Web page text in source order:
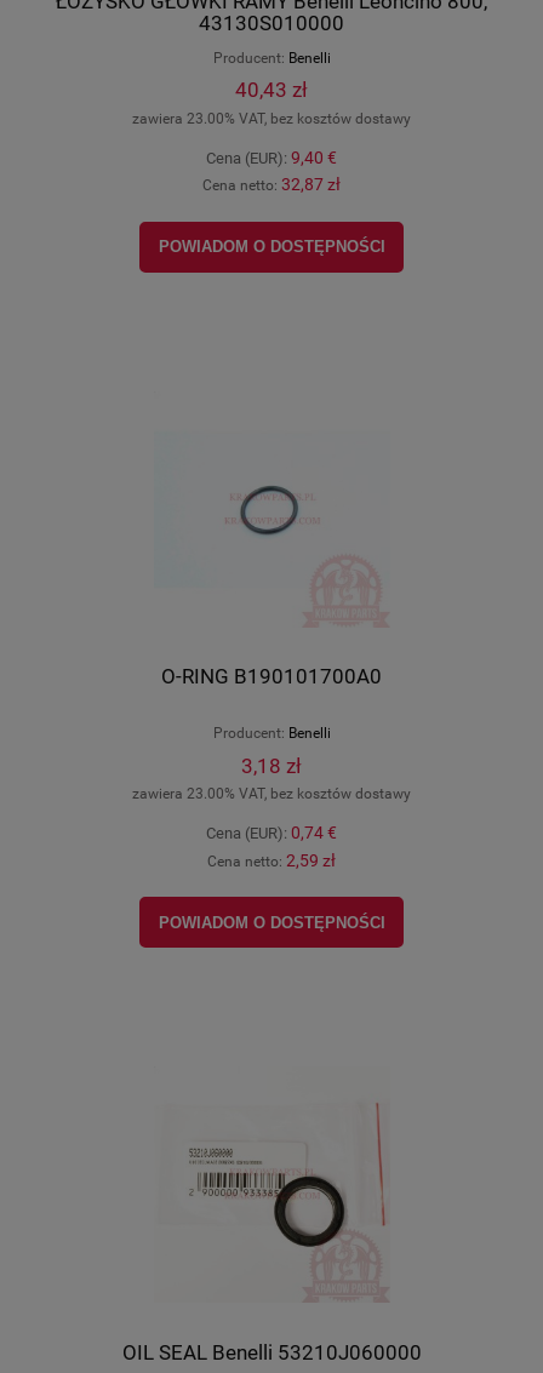
43130S010000
Producent: Benelli
40,43 zł
zawiera 23.00% VAT, bez kosztów dostawy
Cena (EUR): 9,40 €
Cena netto: 32,87 zł
POWIADOM O DOSTĘPNOŚCI
O-RING B190101700A0
Producent: Benelli
3,18 zł
zawiera 23.00% VAT, bez kosztów dostawy
Cena (EUR): 0,74 €
Cena netto: 2,59 zł
POWIADOM O DOSTĘPNOŚCI
OIL SEAL Benelli 53210J060000